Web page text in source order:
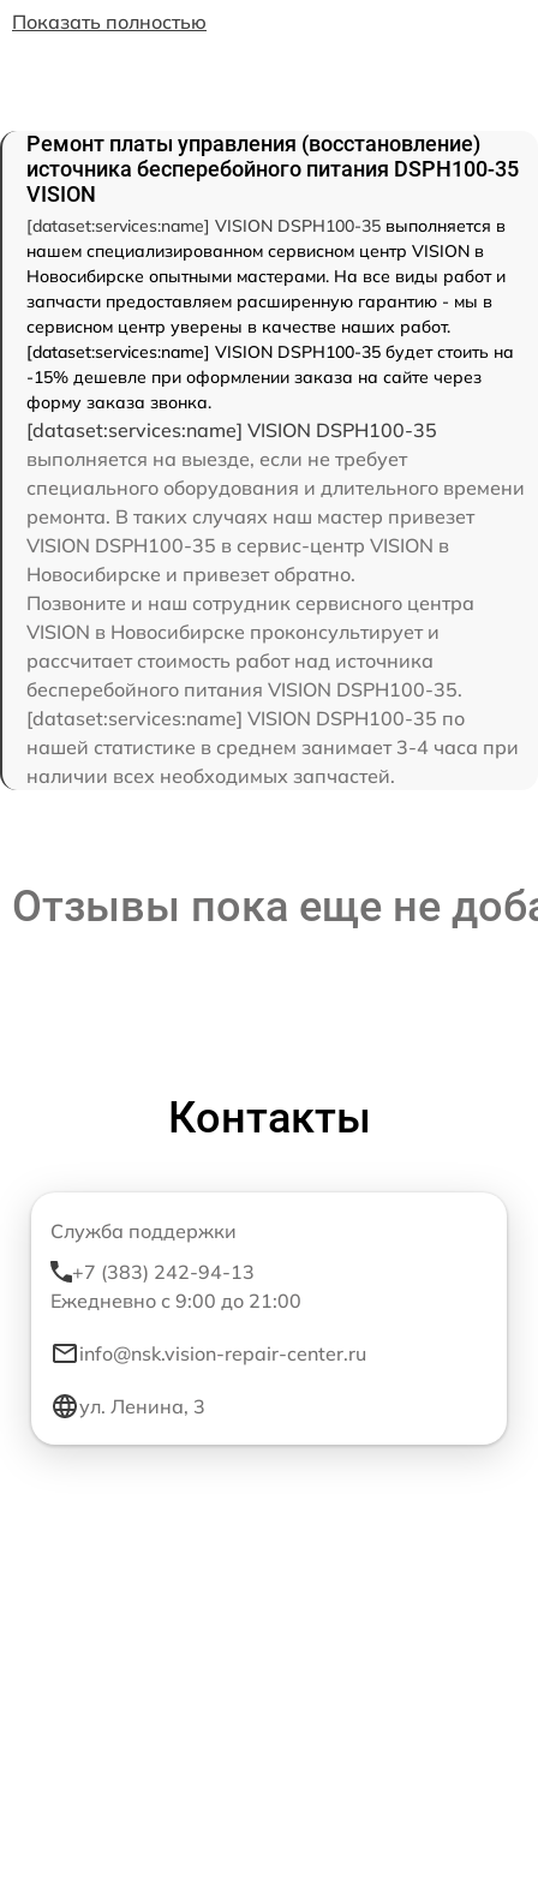
Показать полностью
Ремонт платы управления (восстановление)
источника бесперебойного питания DSPH100-35
VISION
[dataset:services:name] VISION DSPH100-35 выполняется в
нашем специализированном сервисном центр VISION в
Новосибирске опытными мастерами. На все виды работ и
запчасти предоставляем расширенную гарантию - мы в
сервисном центр уверены в качестве наших работ.
[dataset:services:name] VISION DSPH100-35 будет стоить на
-15% дешевле при оформлении заказа на сайте через
форму заказа звонка.
[dataset:services:name] VISION DSPH100-35
выполняется на выезде, если не требует
специального оборудования и длительного времени
ремонта. В таких случаях наш мастер привезет
VISION DSPH100-35 в сервис-центр VISION в
Новосибирске и привезет обратно.
Позвоните и наш сотрудник сервисного центра
VISION в Новосибирске проконсультирует и
рассчитает стоимость работ над источника
бесперебойного питания VISION DSPH100-35.
[dataset:services:name] VISION DSPH100-35 по
нашей статистике в среднем занимает 3-4 часа при
наличии всех необходимых запчастей.
Отзывы пока еще не
Контакты
Служба поддержки
+7 (383) 242-94-13
Ежедневно с 9:00 до 21:00
info@nsk.vision-repair-center.ru
ул. Ленина, 3